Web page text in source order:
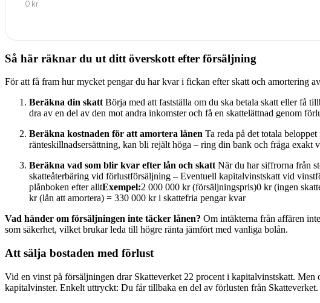
0 kr
Så här räknar du ut ditt överskott efter försäljning
För att få fram hur mycket pengar du har kvar i fickan efter skatt och amortering
Beräkna din skatt Börja med att fastställa om du ska betala skatt eller få
dra av en del av den mot andra inkomster och få en skattelättnad genom
Beräkna kostnaden för att amortera lånen Ta reda på det totala
ränteskillnadsersättning, kan bli rejält höga – ring din bank och fråga exakt
Beräkna vad som blir kvar efter lån och skatt När du har siffrorna från
skatteåterbäring vid förlustförsäljning – Eventuell kapitalvinstskatt vid
plånboken efter alltExempel:2 000 000 kr (försäljningspris)0 kr (ingen
kr (lån att amortera) = 330 000 kr i skattefria pengar kvar
Vad händer om försäljningen inte täcker lånen? Om intäkterna från affären
som säkerhet, vilket brukar leda till högre ränta jämfört med vanliga bolån.
Att sälja bostaden med förlust
Vid en vinst på försäljningen drar Skatteverket 22 procent i kapitalvinstskatt.
kapitalvinster. Enkelt uttryckt: Du får tillbaka en del av förlusten från